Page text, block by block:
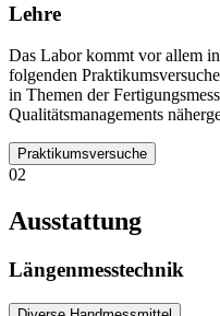
Lehre
Das Labor kommt vor allem
folgenden
in Themen der
Qualitätsmanagements
Praktikumsversuche
02
Ausstattung
Längenmesstechnik